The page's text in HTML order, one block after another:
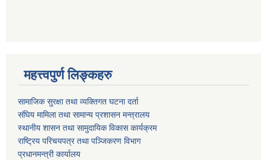
महत्त्वपुर्ण लिङ्कहरु
सामाजिक सुरक्षा तथा व्यक्तिगत घटना दर्ता
संघिय मामिला तथा सामान्य प्रशासन मन्त्रालय
स्थानीय शासन तथा सामुदायिक विकास कार्यक्रम
राष्ट्रिय परिचयपत्र तथा पञ्जिकरण विभाग
प्रधानमन्त्री कार्यालय